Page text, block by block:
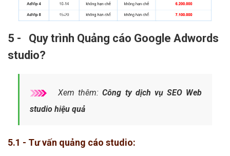
5 - Quy trình Quảng cáo Google Adwords
studio?
Xem thêm:Công ty dịch vụ SEO Web
studio hiệu quả
5.1 - Tư vấn quảng cáo studio: